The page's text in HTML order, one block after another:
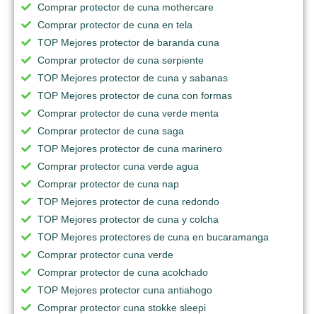
Comprar protector de cuna mothercare
Comprar protector de cuna en tela
TOP Mejores protector de baranda cuna
Comprar protector de cuna serpiente
TOP Mejores protector de cuna y sabanas
TOP Mejores protector de cuna con formas
Comprar protector de cuna verde menta
Comprar protector de cuna saga
TOP Mejores protector de cuna marinero
Comprar protector cuna verde agua
Comprar protector de cuna nap
TOP Mejores protector de cuna redondo
TOP Mejores protector de cuna y colcha
TOP Mejores protectores de cuna en bucaramanga
Comprar protector cuna verde
Comprar protector de cuna acolchado
TOP Mejores protector cuna antiahogo
Comprar protector cuna stokke sleepi